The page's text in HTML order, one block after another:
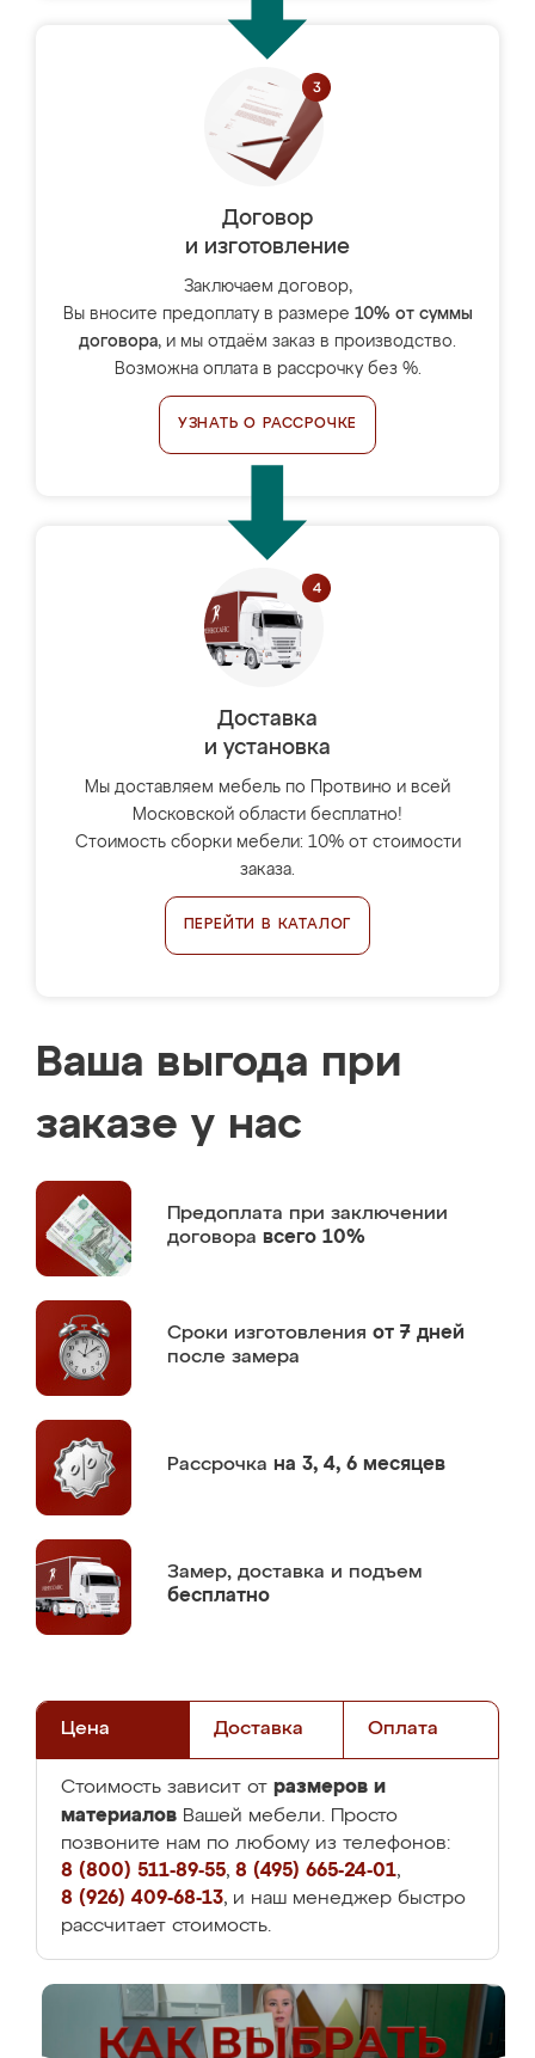
Договор
и изготовление
Заключаем договор,
Вы вносите предоплату в размере 10% от суммы
договора, и мы отдаём заказ в производство.
Возможна оплата в рассрочку без %.
УЗНАТЬ О РАССРОЧКЕ
Доставка
и установка
Мы доставляем мебель по Протвино и всей
Московской области бесплатно!
Стоимость сборки мебели: 10% от стоимости
заказа.
ПЕРЕЙТИ В КАТАЛОГ
Ваша выгода при
заказе у нас
Предоплата при заключении
договора всего 10%
Сроки изготовления от 7 дней
после замера
Рассрочка на 3, 4, 6 месяцев
Замер, доставка и подъем
бесплатно
Цена Доставка Оплата
Стоимость зависит от размеров и
материалов Вашей мебели. Просто
позвоните нам по любому из телефонов:
8 (800) 511-89-55, 8 (495) 665-24-01,
8 (926) 409-68-13, и наш менеджер быстро
рассчитает стоимость.